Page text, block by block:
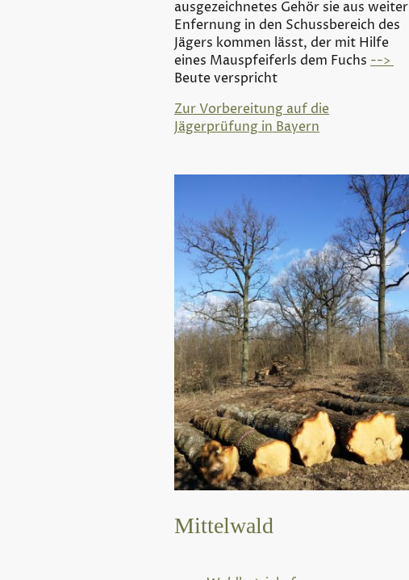
ausgezeichnetes Gehör sie aus weiter
Enfernung in den Schussbereich des
Jägers kommen lässt, der mit Hilfe
eines Mauspfeiferls dem Fuchs -->
Beute verspricht
Zur Vorbereitung auf die
Jägerprüfung in Bayern
Mittelwald